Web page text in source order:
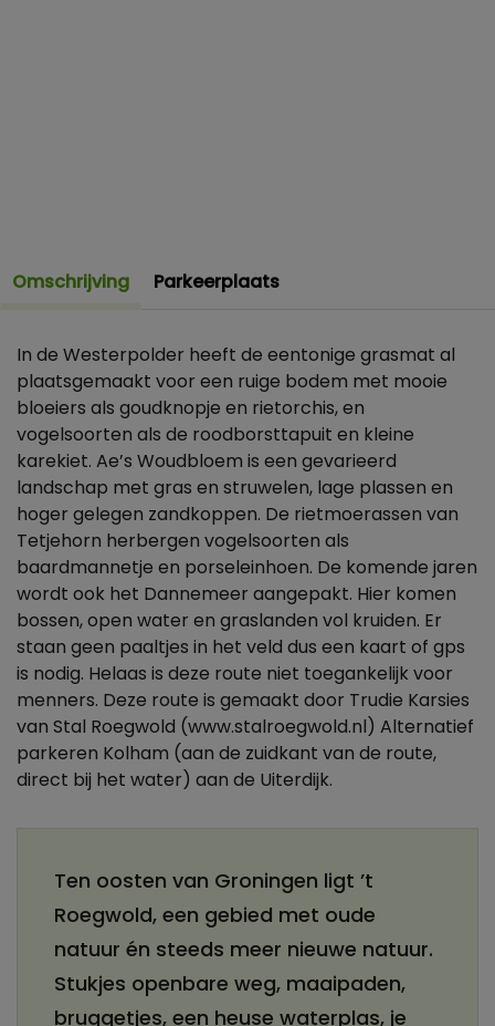
Omschrijving Parkeerplaats
In de Westerpolder heeft de eentonige grasmat al
plaatsgemaakt voor een ruige bodem met mooie
bloeiers als goudknopje en rietorchis, en
vogelsoorten als de roodborsttapuit en kleine
karekiet. Ae’s Woudbloem is een gevarieerd
landschap met gras en struwelen, lage plassen en
hoger gelegen zandkoppen. De rietmoerassen van
Tetjehorn herbergen vogelsoorten als
baardmannetje en porseleinhoen. De komende jaren
wordt ook het Dannemeer aangepakt. Hier komen
bossen, open water en graslanden vol kruiden. Er
staan geen paaltjes in het veld dus een kaart of gps
is nodig. Helaas is deze route niet toegankelijk voor
menners. Deze route is gemaakt door Trudie Karsies
van Stal Roegwold (www.stalroegwold.nl) Alternatief
parkeren Kolham (aan de zuidkant van de route,
direct bij het water) aan de Uiterdijk.
Ten oosten van Groningen ligt ’t
Roegwold, een gebied met oude
natuur én steeds meer nieuwe natuur.
Stukjes openbare weg, maaipaden,
bruggetjes, een heuse waterplas, je